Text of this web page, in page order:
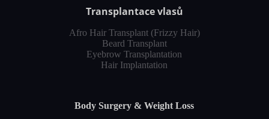
Transplantace vlasů
Afro Hair Transplant (Frizzy Hair)
Beard Transplant
Eyebrow Transplantation
Hair Implantation
Body Surgery & Weight Loss